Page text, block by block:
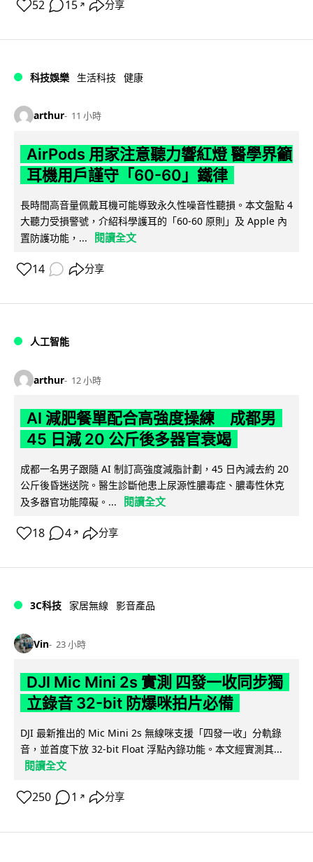
52 15 ↗ 分享
科技娛樂 生活科技 健康
arthur 11 小時
AirPods 用家注意聽力響紅燈 醫學界籲
耳機用戶謹守「60-60」鐵律
長時間高音量佩戴耳機可能導致永久性噪音性聽損。本文盤點 4
大聽力受損警號，介紹科學護耳的「60-60 原則」及 Apple 內
置防護功能，...
閱讀全文
14 分享
人工智能
arthur 12 小時
AI 減肥餐單配合高強度操練 成都男
45 日減 20 公斤後多器官衰竭
成都一名男子跟隨 AI 制訂高強度減脂計劃，45 日內減去約 20
公斤後昏迷送院。醫生診斷他患上尿源性膿毒症、膿毒性休克
及多器官功能障礙。...
閱讀全文
18 4 ↗ 分享
3C科技 家居無線 影音產品
Vin 23 小時
DJI Mic Mini 2s 實測 四發一收同步獨
立錄音 32-bit 防爆咪拍片必備
DJI 最新推出的 Mic Mini 2s 無線咪支援「四發一收」分軌錄
音，並首度下放 32-bit Float 浮點內錄功能。本文經實測其...
閱讀全文
250 1 ↗ 分享